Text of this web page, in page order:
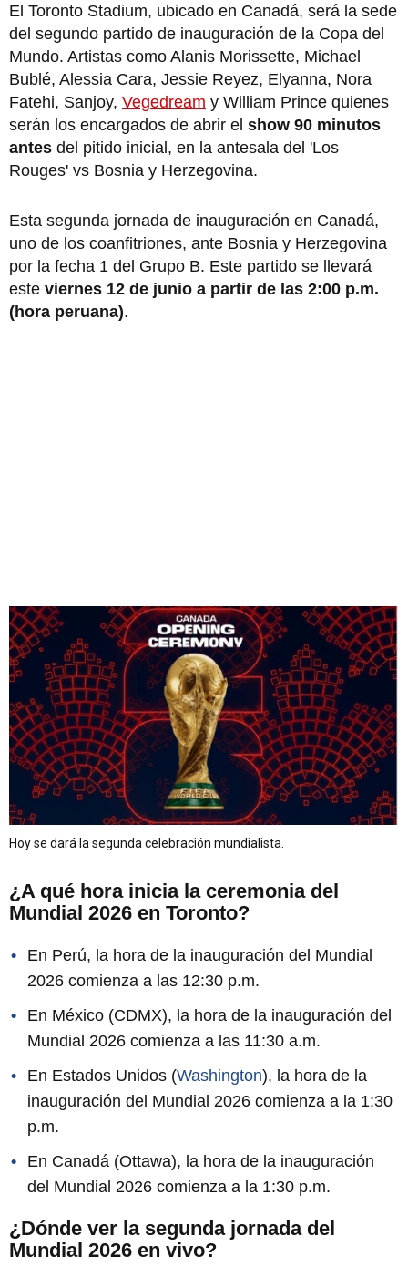
El Toronto Stadium, ubicado en Canadá, será la sede
del segundo partido de inauguración de la Copa del
Mundo. Artistas como Alanis Morissette, Michael
Bublé, Alessia Cara, Jessie Reyez, Elyanna, Nora
Fatehi, Sanjoy, Vegedream y William Prince quienes
serán los encargados de abrir el show 90 minutos
antes del pitido inicial, en la antesala del 'Los
Rouges' vs Bosnia y Herzegovina.
Esta segunda jornada de inauguración en Canadá,
uno de los coanfitriones, ante Bosnia y Herzegovina
por la fecha 1 del Grupo B. Este partido se llevará
este viernes 12 de junio a partir de las 2:00 p.m.
(hora peruana).
Hoy se dará la segunda celebración mundialista.
¿A qué hora inicia la ceremonia del
Mundial 2026 en Toronto?
En Perú, la hora de la inauguración del Mundial
2026 comienza a las 12:30 p.m.
En México (CDMX), la hora de la inauguración del
Mundial 2026 comienza a las 11:30 a.m.
En Estados Unidos (Washington), la hora de la
inauguración del Mundial 2026 comienza a la 1:30
p.m.
En Canadá (Ottawa), la hora de la inauguración
del Mundial 2026 comienza a la 1:30 p.m.
¿Dónde ver la segunda jornada del
Mundial 2026 en vivo?